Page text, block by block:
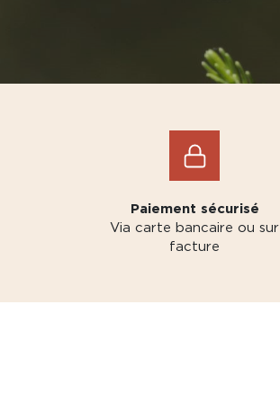
Paiement sécurisé
Via carte bancaire ou sur
facture